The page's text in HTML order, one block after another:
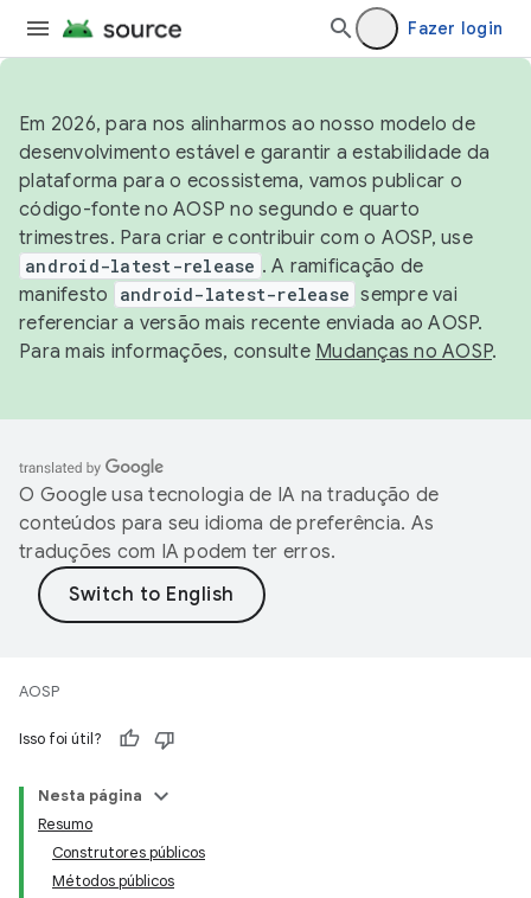
Fazer login
Em 2026, para nos alinharmos ao nosso modelo de
desenvolvimento estável e garantir a estabilidade da
plataforma para o ecossistema, vamos publicar o
código-fonte no AOSP no segundo e quarto
trimestres. Para criar e contribuir com o AOSP, use
android-latest-release . A ramificação de
manifesto
android-latest-release sempre vai
referenciar a versão mais recente enviada ao AOSP.
Para mais informações, consulte Mudanças no AOSP.
O Google usa tecnologia de IA na tradução de
conteúdos para seu idioma de preferência. As
traduções com IA podem ter erros.
AOSP
Isso foi útil?
Nesta página
Resumo
Construtores públicos
Métodos públicos